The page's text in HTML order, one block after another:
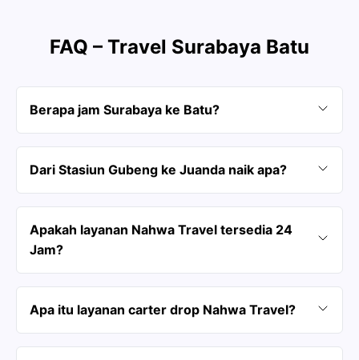
FAQ – Travel Surabaya Batu
Berapa jam Surabaya ke Batu?
Dari Stasiun Gubeng ke Juanda naik apa?
Apakah layanan Nahwa Travel tersedia 24
Jam?
Apa itu layanan carter drop Nahwa Travel?